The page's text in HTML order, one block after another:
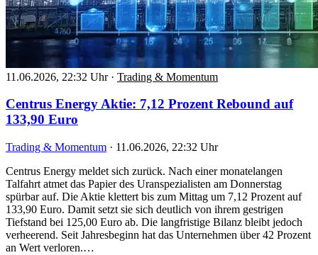
11.06.2026, 22:32 Uhr · Trading & Momentum
Centrus Energy Aktie: 7,12 Prozent Rebound auf
133,90 Euro
Trading & Momentum · 11.06.2026, 22:32 Uhr
Centrus Energy meldet sich zurück. Nach einer monatelangen
Talfahrt atmet das Papier des Uranspezialisten am Donnerstag
spürbar auf. Die Aktie klettert bis zum Mittag um 7,12 Prozent auf
133,90 Euro. Damit setzt sie sich deutlich von ihrem gestrigen
Tiefstand bei 125,00 Euro ab. Die langfristige Bilanz bleibt jedoch
verheerend. Seit Jahresbeginn hat das Unternehmen über 42 Prozent
an Wert verloren.…